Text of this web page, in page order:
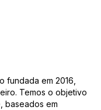
fundada em 2016,
Temos o objetivo
baseados em